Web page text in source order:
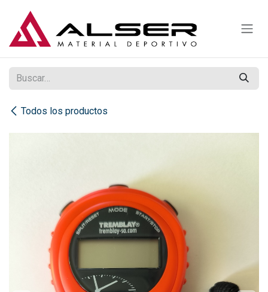
Todos los productos